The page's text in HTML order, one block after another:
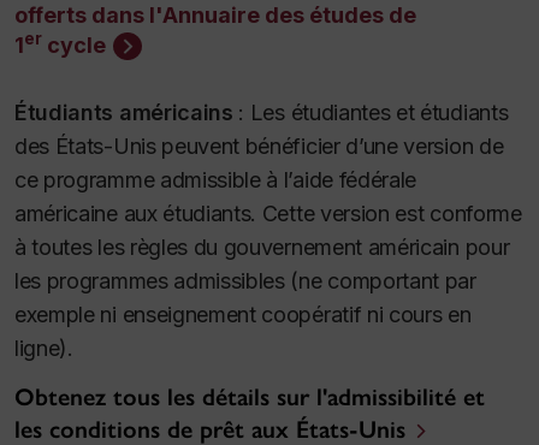
offerts dans l'Annuaire des études de
1er cycle
Étudiants américains : Les étudiantes et étudiants
des États-Unis peuvent bénéficier d’une version de
ce programme admissible à l’aide fédérale
américaine aux étudiants. Cette version est conforme
à toutes les règles du gouvernement américain pour
les programmes admissibles (ne comportant par
exemple ni enseignement coopératif ni cours en
ligne).
Obtenez tous les détails sur l'admissibilité et
les conditions de prêt aux États-Unis